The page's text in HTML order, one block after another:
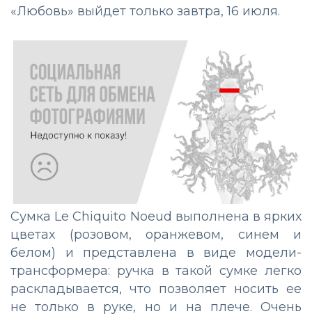
«Любовь» выйдет только завтра, 16 июля.
Сумка Le Chiquito Noeud выполнена в ярких
цветах (розовом, оранжевом, синем и
белом) и представлена в виде модели-
трансформера: ручка в такой сумке легко
раскладывается, что позволяет носить ее
не только в руке, но и на плече. Очень